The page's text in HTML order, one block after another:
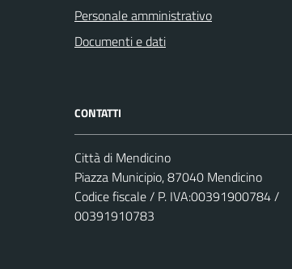
Personale amministrativo
Documenti e dati
CONTATTI
Città di Mendicino
Piazza Municipio, 87040 Mendicino
Codice fiscale / P. IVA:00391900784 /
00391910783